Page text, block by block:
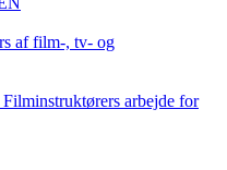
af film-, tv- og
arbejde for